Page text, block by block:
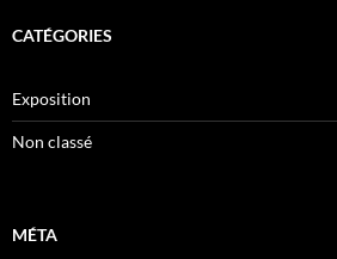
CATÉGORIES
Exposition
Non classé
MÉTA